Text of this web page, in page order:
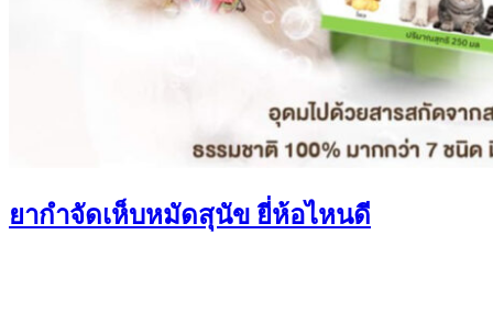
ยากําจัดเห็บหมัดสุนัข ยี่ห้อไหนดี